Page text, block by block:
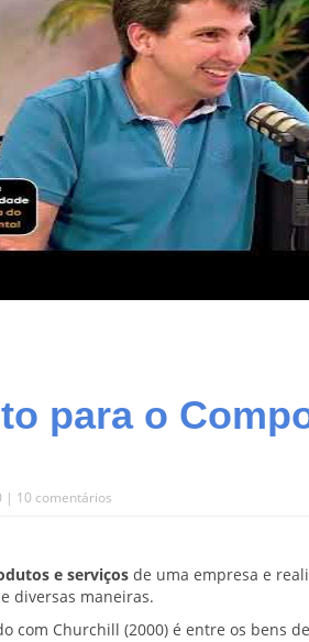
para o
| 10 comentários
e serviços de uma empresa e
diversas maneiras.
Churchill (2000) é entre os bens